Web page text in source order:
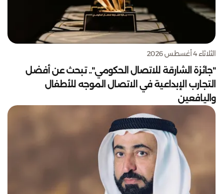
الثلاثاء 4 أغسطس 2026
"جائزة الشارقة للاتصال الحكومي".. تبحث عن أفضل
التجارب الإبداعية في الاتصال الموجه للأطفال
واليافعين